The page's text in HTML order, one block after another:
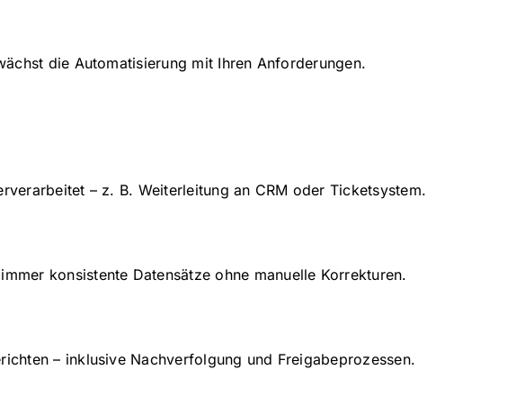
die Automatisierung mit Ihren Anforderungen.
– z. B. Weiterleitung an CRM oder Ticketsystem.
konsistente Datensätze ohne manuelle Korrekturen.
– inklusive Nachverfolgung und Freigabeprozessen.